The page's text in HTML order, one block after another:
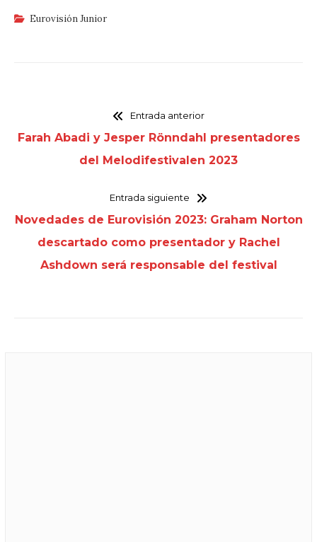
Eurovisión Junior
Entrada anterior
Farah Abadi y Jesper Rönndahl presentadores
del Melodifestivalen 2023
Entrada siguiente
Novedades de Eurovisión 2023: Graham Norton
descartado como presentador y Rachel
Ashdown será responsable del festival